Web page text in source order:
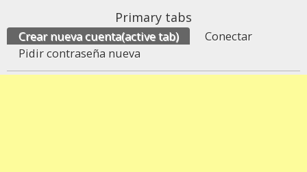
Primary tabs
Crear nueva cuenta(active tab)
Conectar
Pidir contraseña nueva